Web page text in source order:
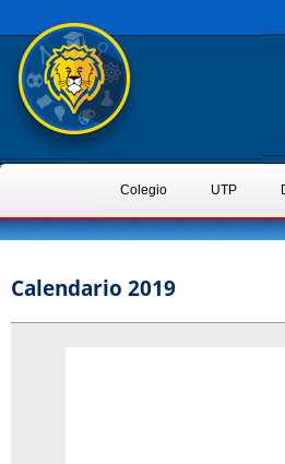
Colegio UTP
Calendario 2019